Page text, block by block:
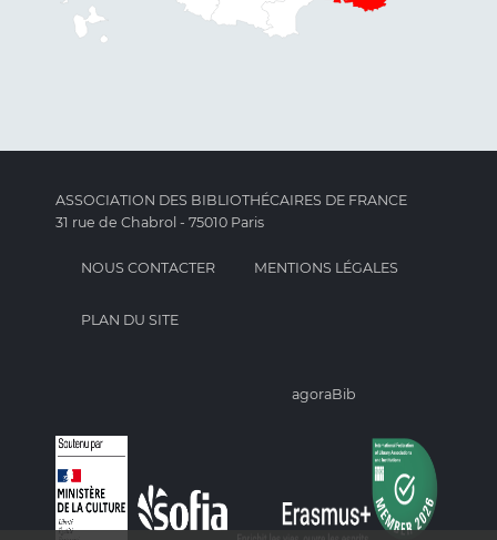
ASSOCIATION DES BIBLIOTHÉCAIRES DE FRANCE
31 rue de Chabrol - 75010 Paris
NOUS CONTACTER MENTIONS LÉGALES
PLAN DU SITE
agoraBib